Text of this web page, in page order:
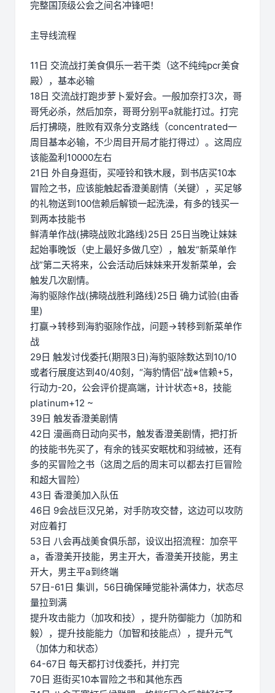
完整国顶级公会之间名冲锋吧！
主导线流程
11日 交流战打美食俱乐一若干类（这不纯纯pcr美食
殿），基本必输
18日 交流战打跑步萝卜爱好会。一般加奈打3次，哥
哥凭必杀，然后加奈，哥哥分别平a就能打过。打完
后打拂晓，胜败有双条分支路线（concentrated一
周目基本必输，不少周目开局才能打得过）。这周应
该能盈利10000左右
21日 外自身逛街，买哑铃和铁木屐，到书店买10本
冒险之书，应该能触起香澄美剧情（关键），买足够
的礼物送到100信赖后解锁一起洗澡，有多的钱买一
到两本技能书
鲜清单作战(拂晓战败北路线)25日 25日当晚让妹妹
起始事晚饭（史上最好多做几空），触发“新菜单作
战”第二天将来，公会活动后妹妹来开发新菜单，会
触发几次剧情。
海豹驱除作战(拂晓战胜利路线)25日 确力试验(由香
里)
打赢→转移到海豹驱除作战，问题→转移到新菜单作
战
29日 触发讨伐委托(期限3日)海豹驱除数达到10/10
或者行展度达到40/40刻，“海豹情侣”战※信赖+5，
行动力-20，公会评价提高端，计计状态+8，技能
platinum+12 ~
39日 触发香澄美剧情
42日 漫画商日动向买书，触发香澄美剧情，把打折
的技能书先买了，有余的钱买安眠枕和羽绒被，还有
多的买冒险之书（这周之后的周末可以都去打巨冒险
和超大冒险）
43日 香澄美加入队伍
46日 9会战巨汉兄弟，对手防攻交替，这边可以攻防
对应着打
53日 八会再战美食俱乐部，设议出招流程：加奈平
a，香澄美开技能，男主开大，香澄美开技能，男主
开大，男主平a到终端
57日-61日 集训，56日确保睡觉能补满体力，状态尽
量拉到满
提升攻击能力（加攻和技），提升防御能力（加防和
毅），提升技能能力（加智和技能点），提升元气
（加体力和状态）
64-67日 每天都打讨伐委托，并打完
70日 逛街买10本冒险之书和其他东西